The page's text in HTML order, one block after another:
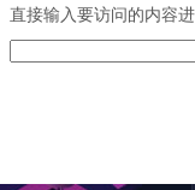
直接输入要访问的内容